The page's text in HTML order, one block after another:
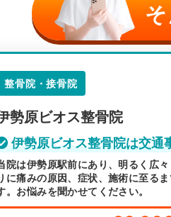
整骨院・接骨院
勢原ビオス整骨院
伊勢原ビオス整骨院は交通
院は伊勢原駅前にあり、明るく広
に痛みの原因、症状、施術に至る
。お悩みを聞かせてください。